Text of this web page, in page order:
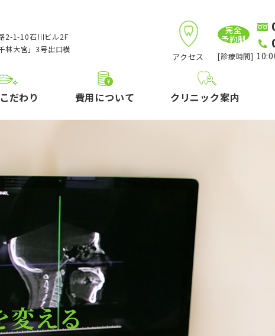
2-1-10石川ビル2F
林大宮」3号出口横
アクセス
完全
予約制
[診療時間]
だわり 費用について クリニック案内
変える